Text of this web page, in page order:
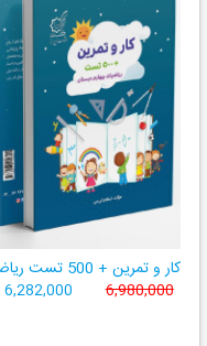
6,980,000 6,282,000 ریال